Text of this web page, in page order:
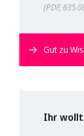
PDF,
Gut zu
Ihr wollt